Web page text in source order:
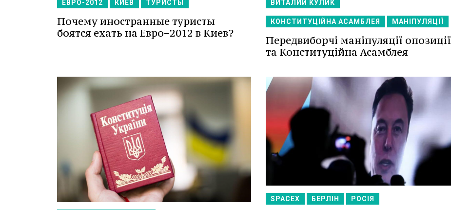
ЕВРО-2012 КИЕВ ТУРИСТЫ
Почему иностранные туристы
боятся ехать на Евро−2012 в Киев?
ВИТАЛИЙ КУЛИК
КОНСТИТУЦІЙНА АСАМБЛЕЯ МАНІПУЛЯЦІЇ
Передвиборчі маніпуляції опозиції
та Конституційна Асамблея
SPACEX БЕРЛІН РОСІЯ